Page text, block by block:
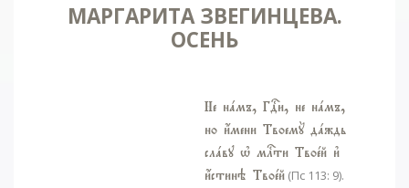
МАРГАРИТА ЗВЕГИНЦЕВА.
ОСЕНЬ
Не нaмъ, ГDи, не нaмъ,
но и4мени ТвоемY дaждь
слaву њ млcти Твоeй и3
и4стинэ Твоeй (Пс 113: 9).